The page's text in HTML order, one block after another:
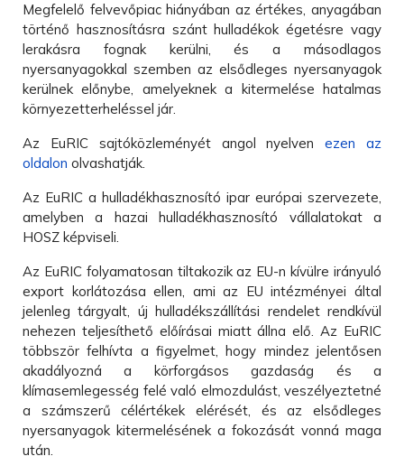
Megfelelő felvevőpiac hiányában az értékes, anyagában
történő hasznosításra szánt hulladékok égetésre vagy
lerakásra fognak kerülni, és a másodlagos
nyersanyagokkal szemben az elsődleges nyersanyagok
kerülnek előnybe, amelyeknek a kitermelése hatalmas
környezetterheléssel jár.
Az EuRIC sajtóközleményét angol nyelvenezen az
oldalon olvashatják.
Az EuRIC a hulladékhasznosító ipar európai szervezete,
amelyben a hazai hulladékhasznosító vállalatokat a
HOSZ képviseli.
Az EuRIC folyamatosan tiltakozik az EU-n kívülre irányuló
export korlátozása ellen, ami az EU intézményei által
jelenleg tárgyalt, új hulladékszállítási rendelet rendkívül
nehezen teljesíthető előírásai miatt állna elő. Az EuRIC
többször felhívta a figyelmet, hogy mindez jelentősen
akadályozná a körforgásos gazdaság és a
klímasemlegesség felé való elmozdulást, veszélyeztetné
a számszerű célértékek elérését, és az elsődleges
nyersanyagok kitermelésének a fokozását vonná maga
után.